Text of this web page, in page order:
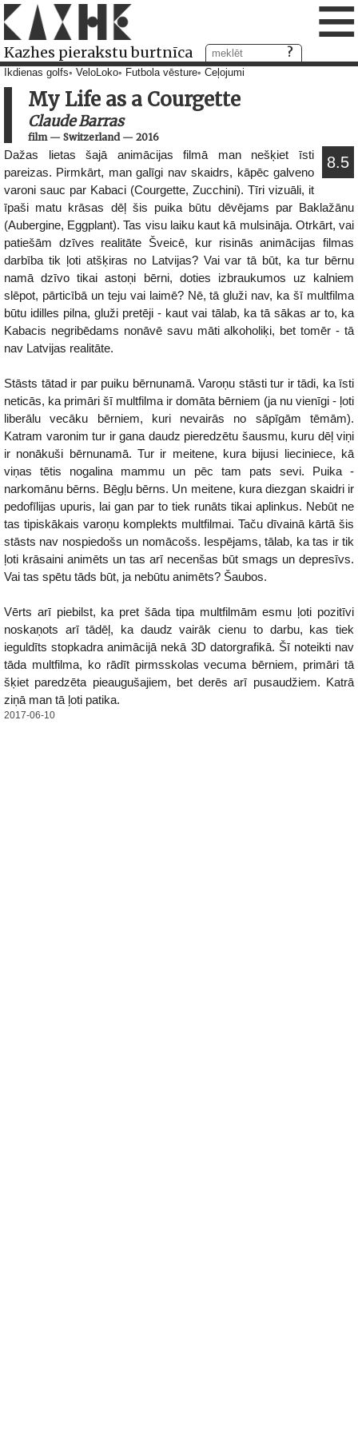
Kazhes pierakstu burtnīca ≡
Ikdienas golfs VeloLoko Futbola vēsture Ceļojumi
My Life as a Courgette
Claude Barras
film— Switzerland— 2016
8.5
Dažas lietas šajā animācijas filmā man nešķiet īsti
pareizas. Pirmkārt, man galīgi nav skaidrs, kāpēc galveno
varoni sauc par Kabaci (Courgette, Zucchini). Tīri vizuāli, it
īpaši matu krāsas dēļ šis puika būtu dēvējams par Baklažānu
(Aubergine, Eggplant). Tas visu laiku kaut kā mulsināja. Otrkārt, vai
patiešām dzīves realitāte Šveicē, kur risinās animācijas filmas
darbība tik ļoti atšķiras no Latvijas? Vai var tā būt, ka tur bērnu
namā dzīvo tikai astoņi bērni, doties izbraukumos uz kalniem
slēpot, pārticībā un teju vai laimē? Nē, tā gluži nav, ka šī multfilma
būtu idilles pilna, gluži pretēji - kaut vai tālab, ka tā sākas ar to, ka
Kabacis negribēdams nonāvē savu māti alkoholiķi, bet tomēr - tā
nav Latvijas realitāte.
Stāsts tātad ir par puiku bērnunamā. Varoņu stāsti tur ir tādi, ka īsti
neticās, ka primāri šī multfilma ir domāta bērniem (ja nu vienīgi - ļoti
liberālu vecāku bērniem, kuri nevairās no sāpīgām tēmām).
Katram varonim tur ir gana daudz pieredzētu šausmu, kuru dēļ viņi
ir nonākuši bērnunamā. Tur ir meitene, kura bijusi lieciniece, kā
viņas tētis nogalina mammu un pēc tam pats sevi. Puika -
narkomānu bērns. Bēgļu bērns. Un meitene, kura diezgan skaidri ir
pedofīlijas upuris, lai gan par to tiek runāts tikai aplinkus. Nebūt ne
tas tipiskākais varoņu komplekts multfilmai. Taču dīvainā kārtā šis
stāsts nav nospiedošs un nomācošs. Iespējams, tālab, ka tas ir tik
ļoti krāsaini animēts un tas arī necenšas būt smags un depresīvs.
Vai tas spētu tāds būt, ja nebūtu animēts? Šaubos.
Vērts arī piebilst, ka pret šāda tipa multfilmām esmu ļoti pozitīvi
noskaņots arī tādēļ, ka daudz vairāk cienu to darbu, kas tiek
ieguldīts stopkadra animācijā nekā 3D datorgrafikā. Šī noteikti nav
tāda multfilma, ko rādīt pirmsskolas vecuma bērniem, primāri tā
šķiet paredzēta pieaugušajiem, bet derēs arī pusaudžiem. Katrā
ziņā man tā ļoti patika.
2017-06-10